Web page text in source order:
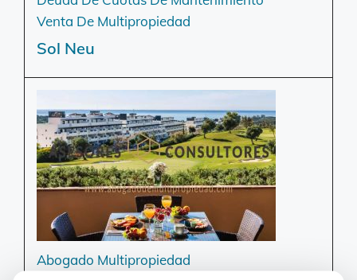
Venta De Multipropiedad
Sol Neu
Abogado Multipropiedad